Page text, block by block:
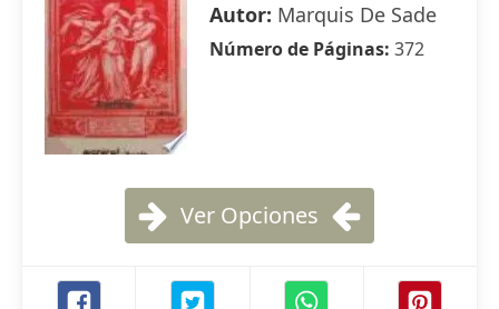
Autor: Marquis De Sade
Número de Páginas: 372
Ver Opciones